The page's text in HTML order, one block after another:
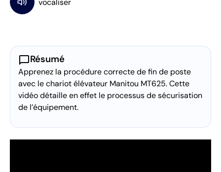
chat_bubbleRésumé
Apprenez la procédure correcte de fin de poste
avec le chariot élévateur Manitou MT625. Cette
vidéo détaille en effet le processus de sécurisation
de l’équipement.